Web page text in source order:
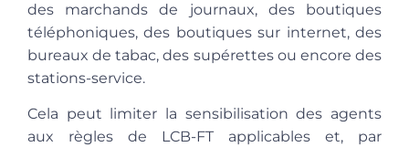
des marchands de journaux, des boutiques
téléphoniques, des boutiques sur internet, des
bureaux de tabac, des supérettes ou encore des
stations-service.
Cela peut limiter la sensibilisation des agents
aux règles de LCB-FT applicables et, par